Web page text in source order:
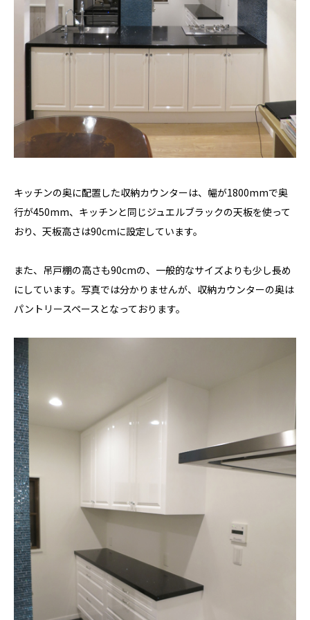
キッチンの奥に配置した収納カウンターは、幅が1800mmで奥
行が450mm、キッチンと同じジュエルブラックの天板を使って
おり、天板高さは90cmに設定しています。
また、吊戸棚の高さも90cmの、一般的なサイズよりも少し長め
にしています。写真では分かりませんが、収納カウンターの奥は
パントリースペースとなっております。